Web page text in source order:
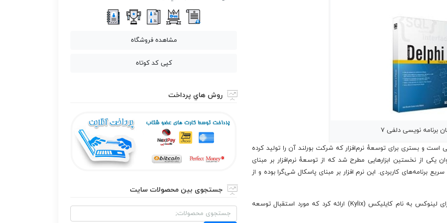
برنامه نویسی دلفی ۷
است و بستری برای توسعهٔ نرم‌افزار که شرکت بورلند آن را تولید کرده
در بدو انتشار خود در سال ۱۹۹۵، به عنوان یکی از نخستین ابزارهایی مطرح شد که از توسعهٔ نرم‌افزار بر مبنای
برنامه‌های کاربردی. این نرم افزار بر مبنای پاسکال شی‌گرا بوده و از
لینوکس به نام کایلیکس (Kylix) ارائه کرد که مورد استقبال توسعه
مشاهده فروشگاه
کپی کد کوتاه
روش هاي پرداخت
جستجوی بین محصولات سایت
جستجو